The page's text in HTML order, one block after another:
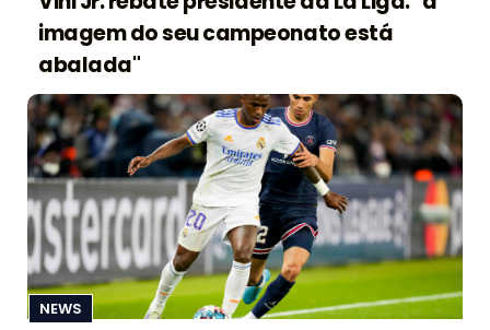
imagem do seu campeonato está
abalada"
NEWS